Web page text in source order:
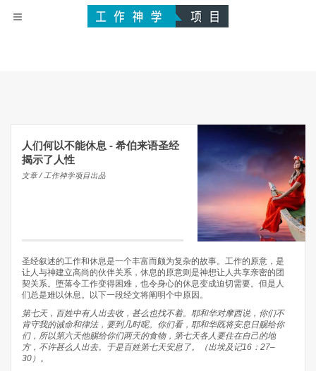
人们何以不能休息 - 希伯来语圣经
揭示了人性
文章 / 工作神学项目出品
圣经叙述的工作和休息是一个丰富而颇为复杂的故事。工作的原意，是
让人与神建立高尚的伙伴关系，休息的原意则是神想让人共享亲密的团
契关系。堕落令工作变得困难，也令身心的休息变成迫切需要。但是人
们总是难以休息。以下一段经文将阐明个中原因。
第七天，百姓中有人出去收，甚么也找不着。耶和华对摩西说，你们不
肯守我的诫命和律法，要到几时呢。你们看，耶和华既将安息日赐给你
们，所以第六天他赐给你们两天的食物，第七天各人要住在自己的地
方，不许甚么人出去。于是百姓第七天安息了。（出埃及记16 ： 27–
30 ）。